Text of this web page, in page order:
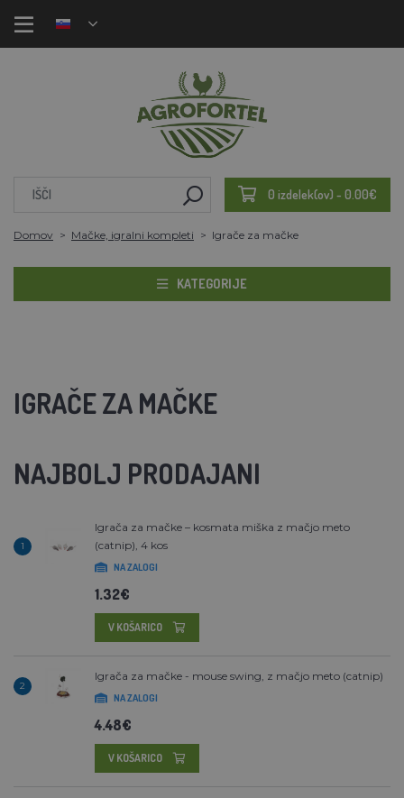
0 izdelek(ov) - 0.00€
Domov Mačke, igralni kompleti Igrače za mačke
KATEGORIJE
IGRAČE ZA MAČKE
NAJBOLJ PRODAJANI
1
Igrača za mačke – kosmata miška z mačjo meto
(catnip), 4 kos
NA ZALOGI
1.32€
V KOŠARICO
2
Igrača za mačke - mouse swing, z mačjo meto (catnip)
NA ZALOGI
4.48€
V KOŠARICO